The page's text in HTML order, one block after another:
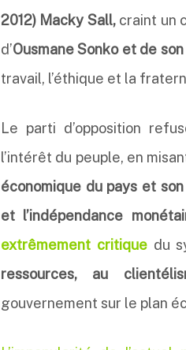
2012) Macky Sall,craint un
d’Ousmane Sonko et de
travail, l’éthique et la
Le parti d’opposition
l’intérêt du peuple, en
économique du pays et
et l’indépendance
extrêmement critiquedu
ressources, au
gouvernement sur le plan